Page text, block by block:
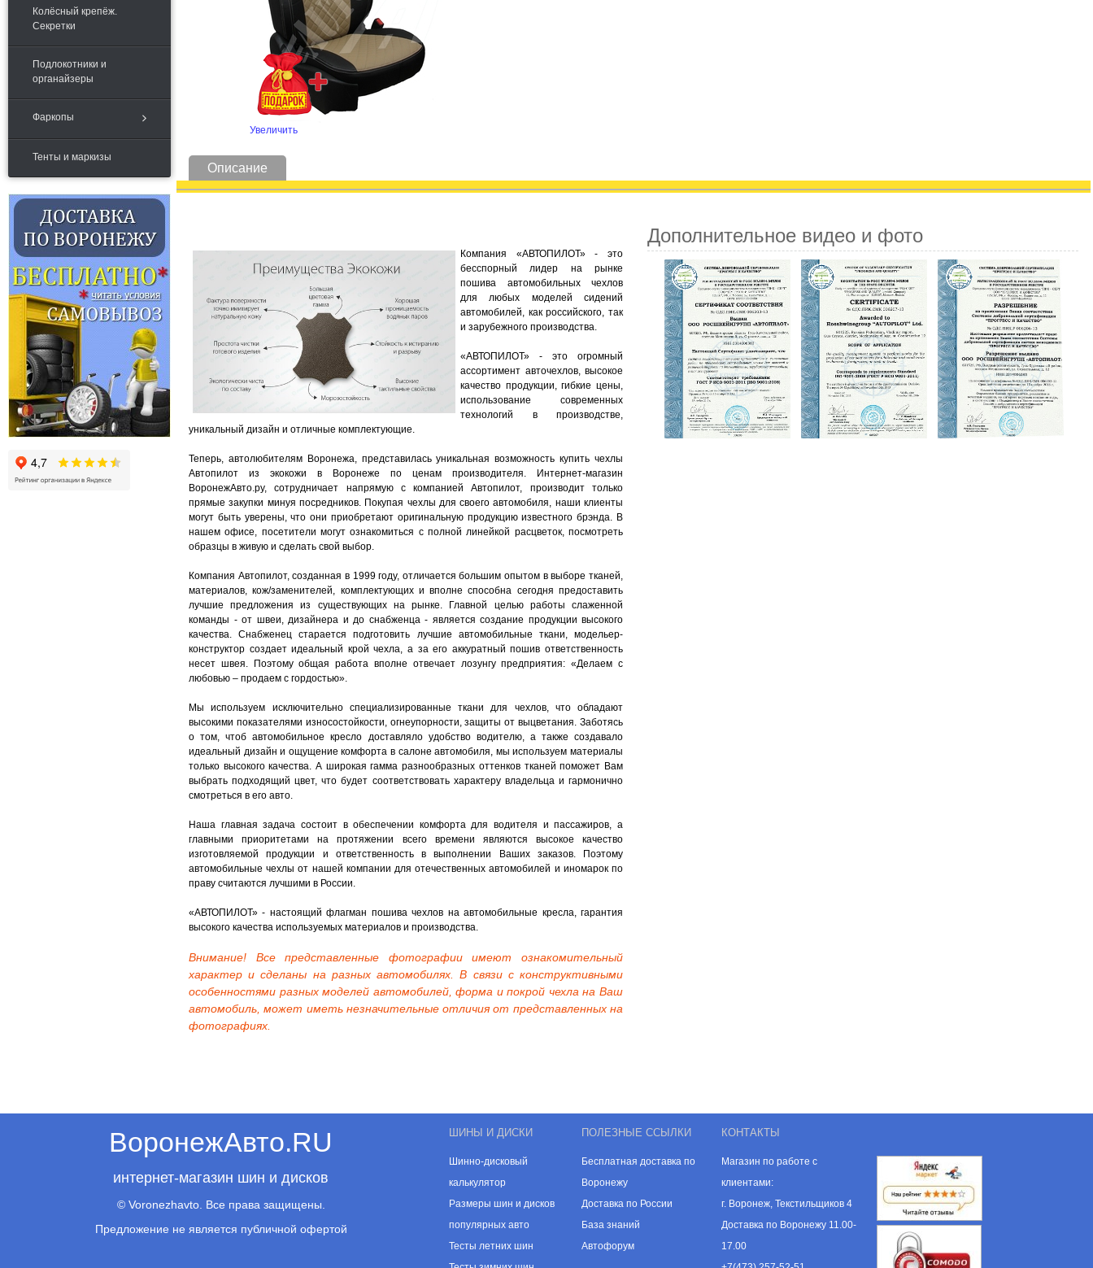
Колёсный крепёж.
Секретки
Подлокотники и
органайзеры
Фаркопы
Тенты и маркизы
Увеличить
Описание
Компания «АВТОПИЛОТ» - это
бесспорный лидер на рынке
пошива автомобильных чехлов
для любых моделей сидений
автомобилей, как российского, так
и зарубежного производства.
«АВТОПИЛОТ» - это огромный
ассортимент авточехлов, высокое
качество продукции, гибкие цены,
использование современных
технологий в производстве,
уникальный дизайн и отличные комплектующие.
Теперь, автолюбителям Воронежа, представилась уникальная возможность купить чехлы
Автопилот из экокожи в Воронеже по ценам производителя. Интернет-магазин
ВоронежАвто.ру, сотрудничает напрямую с компанией Автопилот, производит только
прямые закупки минуя посредников. Покупая чехлы для своего автомобиля, наши клиенты
могут быть уверены, что они приобретают оригинальную продукцию известного брэнда. В
нашем офисе, посетители могут ознакомиться с полной линейкой расцветок, посмотреть
образцы в живую и сделать свой выбор.
Компания Автопилот, созданная в 1999 году, отличается большим опытом в выборе тканей,
материалов, кож/заменителей, комплектующих и вполне способна сегодня предоставить
лучшие предложения из существующих на рынке. Главной целью работы слаженной
команды - от швеи, дизайнера и до снабженца - является создание продукции высокого
качества. Снабженец старается подготовить лучшие автомобильные ткани, модельер-
конструктор создает идеальный крой чехла, а за его аккуратный пошив ответственность
несет швея. Поэтому общая работа вполне отвечает лозунгу предприятия: «Делаем с
любовью – продаем с гордостью».
Мы используем исключительно специализированные ткани для чехлов, что обладают
высокими показателями износостойкости, огнеупорности, защиты от выцветания. Заботясь
о том, чтоб автомобильное кресло доставляло удобство водителю, а также создавало
идеальный дизайн и ощущение комфорта в салоне автомобиля, мы используем материалы
только высокого качества. А широкая гамма разнообразных оттенков тканей поможет Вам
выбрать подходящий цвет, что будет соответствовать характеру владельца и гармонично
смотреться в его авто.
Наша главная задача состоит в обеспечении комфорта для водителя и пассажиров, а
главными приоритетами на протяжении всего времени являются высокое качество
изготовляемой продукции и ответственность в выполнении Ваших заказов. Поэтому
автомобильные чехлы от нашей компании для отечественных автомобилей и иномарок по
праву считаются лучшими в России.
«АВТОПИЛОТ» - настоящий флагман пошива чехлов на автомобильные кресла, гарантия
высокого качества используемых материалов и производства.
Внимание! Все представленные фотографии имеют ознакомительный
характер и сделаны на разных автомобилях. В связи с конструктивными
особенностями разных моделей автомобилей, форма и покрой чехла на Ваш
автомобиль, может иметь незначительные отличия от представленных на
фотографиях.
Дополнительное видео и фото
ВоронежАвто.RU
интернет-магазин шин и дисков
© Voronezhavto. Все права защищены.
Предложение не является публичной офертой
ШИНЫ И ДИСКИ
Шинно-дисковый
калькулятор
Размеры шин и дисков
популярных авто
Тесты летних шин
ПОЛЕЗНЫЕ ССЫЛКИ
Бесплатная доставка по
Воронежу
Доставка по России
База знаний
Автофорум
КОНТАКТЫ
Магазин по работе с
клиентами:
г. Воронеж, Текстильщиков 4
Доставка по Воронежу 11.00-
17.00